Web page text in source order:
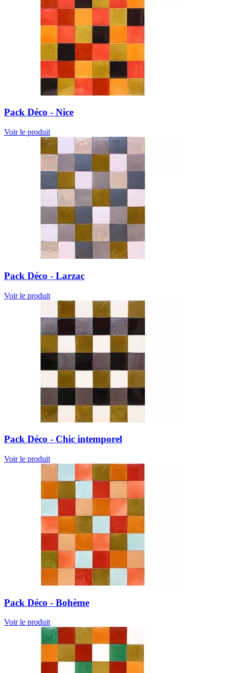
Pack Déco - Nice
Voir le produit
Pack Déco - Larzac
Voir le produit
Pack Déco - Chic intemporel
Voir le produit
Pack Déco - Bohème
Voir le produit